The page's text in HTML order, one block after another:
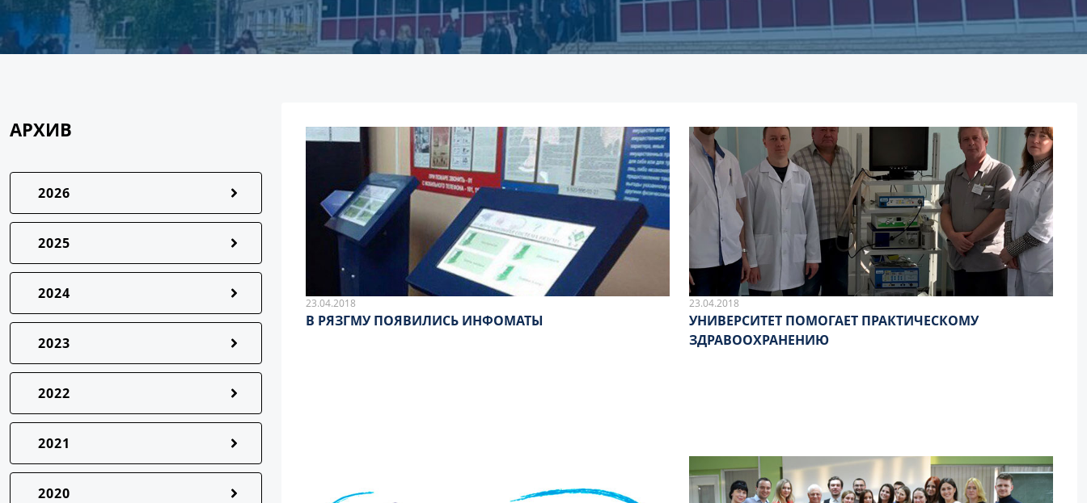
АРХИВ
2026
2025
2024
2023
2022
2021
2020
23.04.2018
В РЯЗГМУ ПОЯВИЛИСЬ ИНФОМАТЫ
23.04.2018
УНИВЕРСИТЕТ ПОМОГАЕТ ПРАКТИЧЕСКОМУ
ЗДРАВООХРАНЕНИЮ